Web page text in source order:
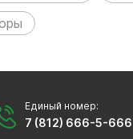
Единый номер:
7 (812) 666-5-666